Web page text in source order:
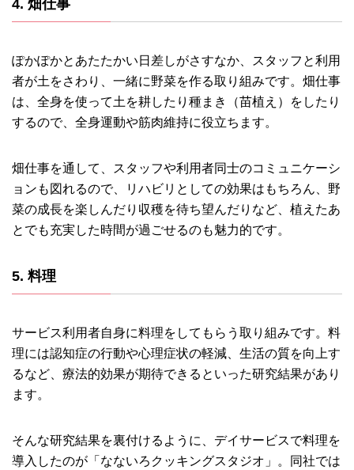
4. 畑仕事
ぽかぽかとあたたかい日差しがさすなか、スタッフと利用
者が土をさわり、一緒に野菜を作る取り組みです。畑仕事
は、全身を使って土を耕したり種まき（苗植え）をしたり
するので、全身運動や筋肉維持に役立ちます。
畑仕事を通して、スタッフや利用者同士のコミュニケーシ
ョンも図れるので、リハビリとしての効果はもちろん、野
菜の成長を楽しんだり収穫を待ち望んだりなど、植えたあ
とでも充実した時間が過ごせるのも魅力的です。
5. 料理
サービス利用者自身に料理をしてもらう取り組みです。料
理には認知症の行動や心理症状の軽減、生活の質を向上す
るなど、療法的効果が期待できるといった研究結果があり
ます。
そんな研究結果を裏付けるように、デイサービスで料理を
導入したのが「なないろクッキングスタジオ」。同社では